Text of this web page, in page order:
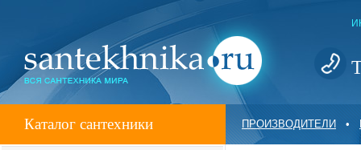
Каталог сантехники ПРОИЗВОДИТЕЛИ •